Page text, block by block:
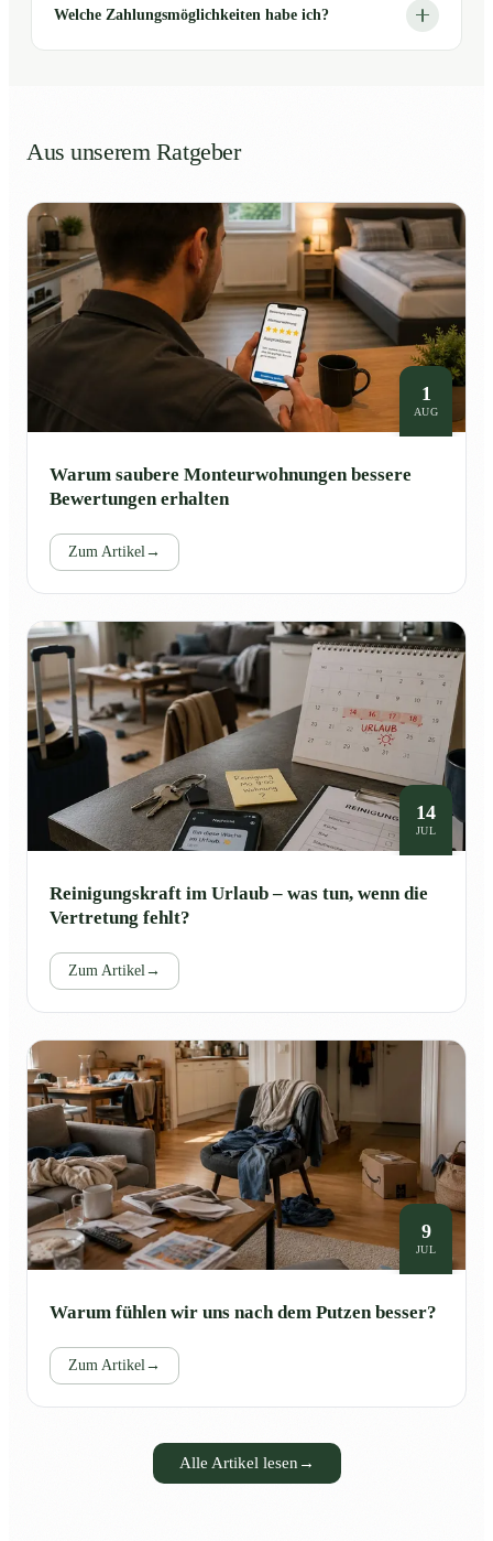
Welche Zahlungsmöglichkeiten habe ich?
Aus unserem Ratgeber
1
AUG
Warum saubere Monteurwohnungen bessere
Bewertungen erhalten
Zum Artikel →
14
JUL
Reinigungskraft im Urlaub – was tun, wenn die
Vertretung fehlt?
Zum Artikel →
9
JUL
Warum fühlen wir uns nach dem Putzen besser?
Zum Artikel →
Alle Artikel lesen →